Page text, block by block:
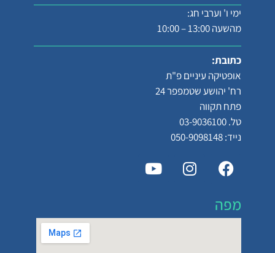
ימי ו' וערבי חג:
מהשעה 13:00 – 10:00
כתובת:
אופטיקה עיניים פ"ת
רח' יהושע שטמפפר 24
פתח תקווה
טל. 03-9036100
נייד: 050-9098148
מפה